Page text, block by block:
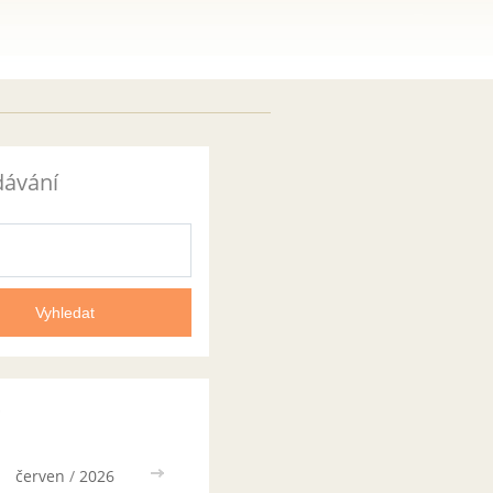
červen / 2026 >>